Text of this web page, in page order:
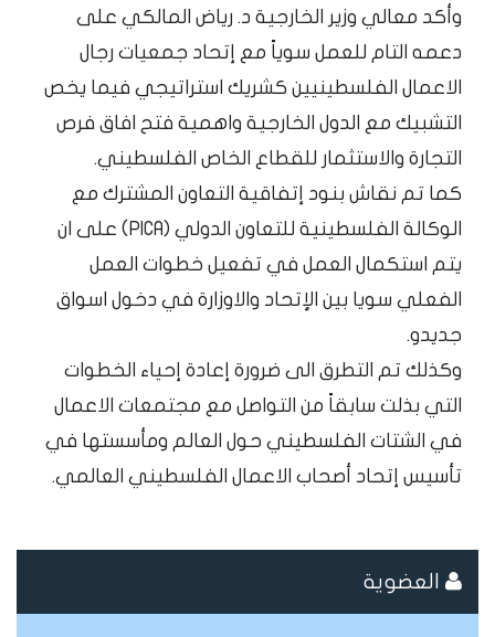
وأكد معالي وزير الخارجية د. رياض المالكي على
دعمه التام للعمل سوياً مع إتحاد جمعيات رجال
الاعمال الفلسطينيين كشريك استراتيجي فيما يخص
التشبيك مع الدول الخارجية واهمية فتح افاق فرص
التجارة والاستثمار للقطاع الخاص الفلسطيني.
كما تم نقاش بنود إتفاقية التعاون المشترك مع
الوكالة الفلسطينية للتعاون الدولي (PICA) على ان
يتم استكمال العمل في تفعيل خطوات العمل
الفعلي سويا بين الإتحاد والاوزارة في دخول اسواق
جديدو.
وكذلك تم التطرق الى ضرورة إعادة إحياء الخطوات
التي بذلت سابقاً من التواصل مع مجتمعات الاعمال
في الشتات الفلسطيني حول العالم ومأسستها في
تأسيس إتحاد أصحاب الاعمال الفلسطيني العالمي.
العضوية